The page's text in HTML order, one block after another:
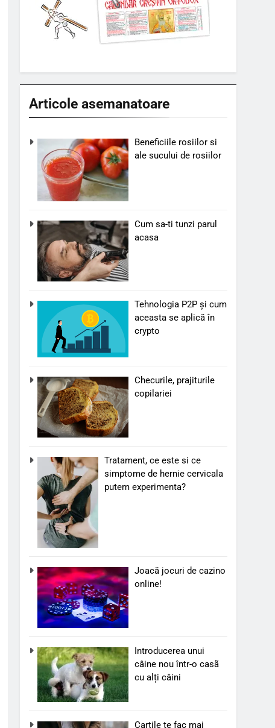
Articole asemanatoare
Beneficiile rosiilor si
ale sucului de rosiilor
Cum sa-ti tunzi parul
acasa
Tehnologia P2P și cum
aceasta se aplică în
crypto
Checurile, prajiturile
copilariei
Tratament, ce este si ce
simptome de hernie cervicala
putem experimenta?
Joacă jocuri de cazino
online!
Introducerea unui
câine nou într-o casã
cu alți câini
Cartile te fac mai